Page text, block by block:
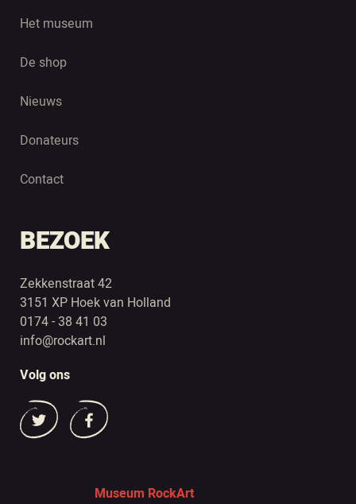
Het museum
De shop
Nieuws
Donateurs
Contact
BEZOEK
Zekkenstraat 42
3151 XP Hoek van Holland
0174 - 38 41 03
info@rockart.nl
Volg ons
Museum RockArt